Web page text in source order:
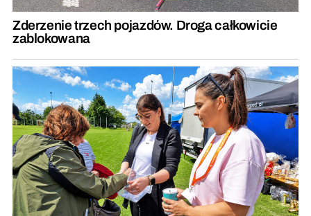
Zderzenie trzech pojazdów. Droga całkowicie
zablokowana